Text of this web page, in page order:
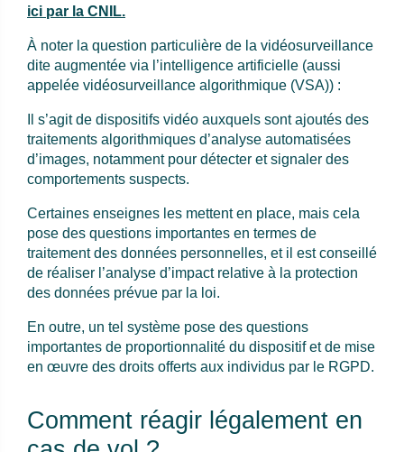
ici par la CNIL.
À noter la question particulière de la vidéosurveillance
dite augmentée via l’intelligence artificielle (aussi
appelée vidéosurveillance algorithmique (VSA)) :
Il s’agit de dispositifs vidéo auxquels sont ajoutés des
traitements algorithmiques d’analyse automatisées
d’images, notamment pour détecter et signaler des
comportements suspects.
Certaines enseignes les mettent en place, mais cela
pose des questions importantes en termes de
traitement des données personnelles, et il est conseillé
de réaliser l’analyse d’impact relative à la protection
des données prévue par la loi.
En outre, un tel système pose des questions
importantes de proportionnalité du dispositif et de mise
en œuvre des droits offerts aux individus par le RGPD.
Comment réagir légalement en